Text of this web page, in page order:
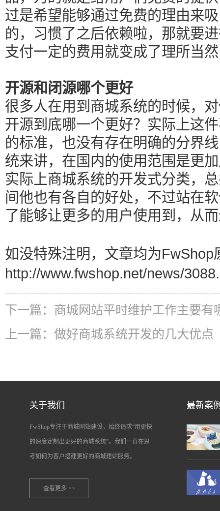
过是希望能够通过免费的理由来
的，习惯了之后依赖啦，那就要
支付一定的费用就变成了理所当
开源和闭源哪个更好
很多人在用到商城系统的时候，
开源到底哪一个更好？实际上这
的标准，也没有存在明确的分界
统来讲，在国内的使用范围是更
实际上商城系统的开发式分类，
间他也有各自的好处，不过站在
了能够让更多的用户使用到，从
如没特殊注明，文章均为FwShop
http://www.fwshop.net/news/
下一篇： 商城网站平时维护工作主要有
上一篇： 做好商城系统开发的几大优点
关于我们
FwShop专注于商城网站建设，始终追求“用更快
的速度定制出更好的商城系统”。我们一直在思
考如何为客户搭建更好的商城建站服务。
查看更多 >>
最新案